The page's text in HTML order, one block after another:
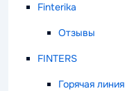
Finterika
Отзывы
FINTERS
Горячая линия